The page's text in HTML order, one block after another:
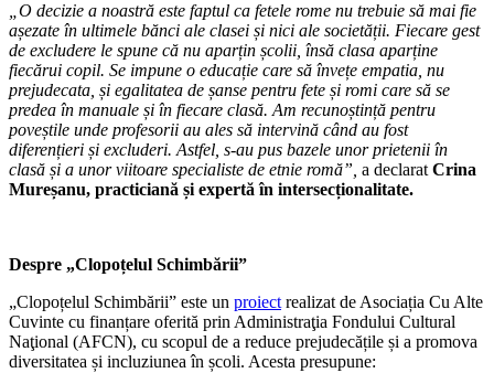
„O decizie a noastră este faptul ca fetele rome nu trebuie să mai fie
așezate în ultimele bănci ale clasei și nici ale societății. Fiecare gest
de excludere le spune că nu aparțin școlii, însă clasa aparține
fiecărui copil. Se impune o educație care să învețe empatia, nu
prejudecata, și egalitatea de șanse pentru fete și romi care să se
predea în manuale și în fiecare clasă. Am recunoștință pentru
poveștile unde profesorii au ales să intervină când au fost
diferențieri și excluderi. Astfel, s-au pus bazele unor prietenii în
clasă și a unor viitoare specialiste de etnie romă”, a declarat Crina
Mureșanu, practiciană și expertă în intersecționalitate.
Despre „Clopoțelul Schimbării”
„Clopoțelul Schimbării” este un proiect realizat de Asociația Cu Alte
Cuvinte cu finanțare oferită prin Administraţia Fondului Cultural
Naţional (AFCN), cu scopul de a reduce prejudecățile și a promova
diversitatea și incluziunea în școli. Acesta presupune: